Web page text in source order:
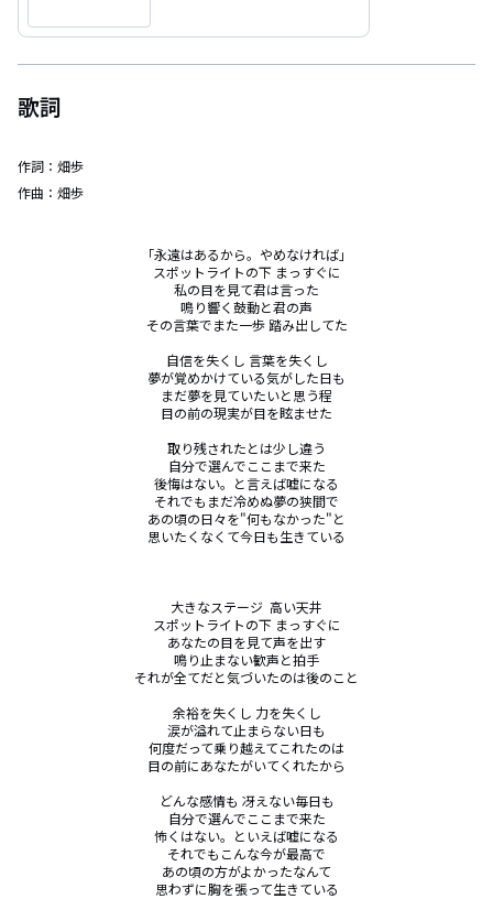
歌詞
作詞： 畑歩
作曲： 畑歩
「永遠はあるから。やめなければ」
スポットライトの下 まっすぐに
私の目を見て君は言った
鳴り響く鼓動と君の声
その言葉でまた一歩 踏み出してた
自信を失くし 言葉を失くし
夢が覚めかけている気がした日も
まだ夢を見ていたいと思う程
目の前の現実が目を眩ませた
取り残されたとは少し違う
自分で選んでここまで来た
後悔はない。と言えば嘘になる
それでもまだ冷めぬ夢の狭間で
あの頃の日々を"何もなかった"と
思いたくなくて今日も生きている
大きなステージ  高い天井
スポットライトの下 まっすぐに
あなたの目を見て声を出す
鳴り止まない歓声と拍手
それが全てだと気づいたのは後のこと
余裕を失くし 力を失くし
涙が溢れて止まらない日も
何度だって乗り越えてこれたのは
目の前にあなたがいてくれたから
どんな感情も 冴えない毎日も
自分で選んでここまで来た
怖くはない。といえば嘘になる
それでもこんな今が最高で
あの頃の方がよかったなんて
思わずに胸を張って生きている